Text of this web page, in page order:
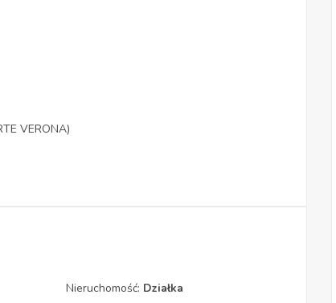
VERONA)
Nieruchomość: Działka